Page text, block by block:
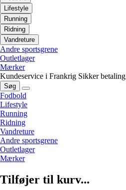
Lifestyle
Running
Ridning
Vandreture
Andre sportsgrene
Outletlager
Mærker
Kundeservice i Frankrig Sikker betaling
Søg
Fodbold
Lifestyle
Running
Ridning
Vandreture
Andre sportsgrene
Outletlager
Mærker
Tilføjer til kurv...